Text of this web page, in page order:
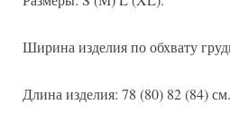
Ширина изделия по обхвату
Длина изделия: 78 (80) 82 (84) см.